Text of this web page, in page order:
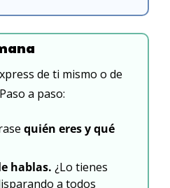
de ti mismo o de
a paso:
quién eres y qué
hablas. ¿Lo tienes
a todos